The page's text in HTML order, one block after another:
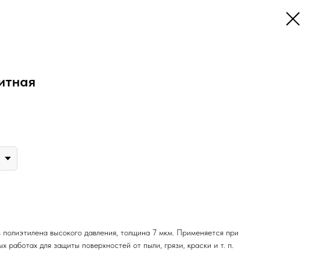
полиэтилена высокого давления, толщина 7 мкм. Применяется при
работах для защиты поверхностей от пыли, грязи, краски и т. п.